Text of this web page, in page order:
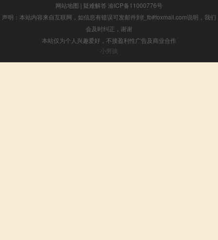
网站地图 | 疑难解答 渝ICP备11000776号
声明：本站内容来自互联网，如信息有错误可发邮件到f_fb#foxmail.com说明，我们
会及时纠正，谢谢
本站仅为个人兴趣爱好，不接盈利性广告及商业合作
小男孩